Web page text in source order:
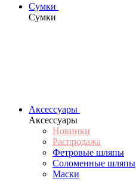
Сумки
Сумки
Аксессуары
Аксессуары
Новинки
Распродажа
Фетровые шляпы
Соломенные шляпы
Маски